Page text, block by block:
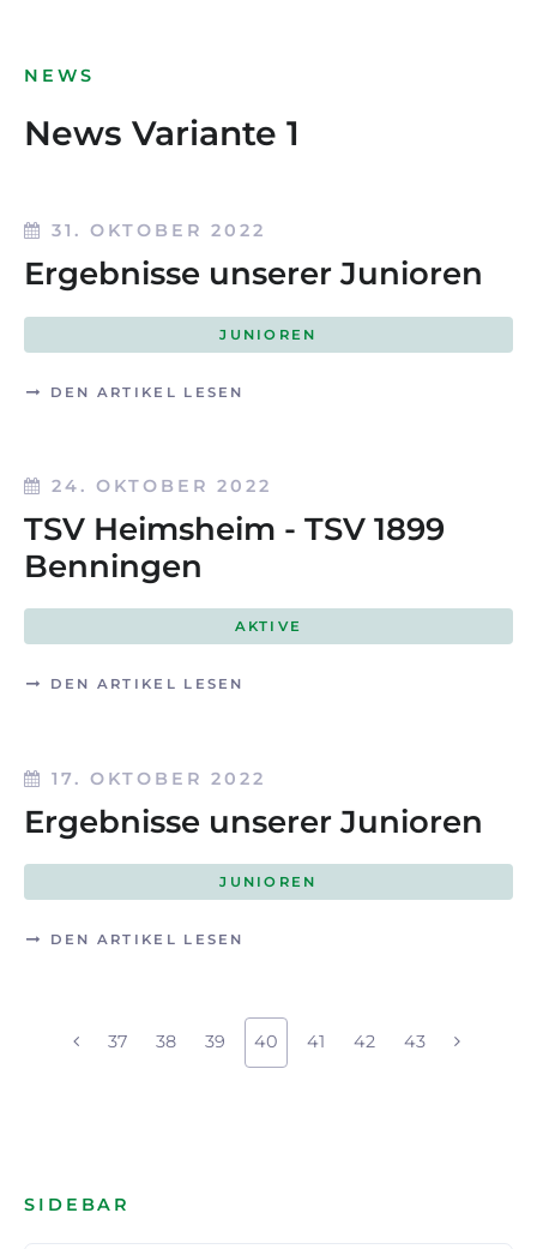
NEWS
News Variante 1
31. OKTOBER 2022
Ergebnisse unserer Junioren
JUNIOREN
DEN ARTIKEL LESEN
24. OKTOBER 2022
TSV Heimsheim - TSV 1899
Benningen
AKTIVE
DEN ARTIKEL LESEN
17. OKTOBER 2022
Ergebnisse unserer Junioren
JUNIOREN
DEN ARTIKEL LESEN
37 38 39 40 41 42 43
SIDEBAR